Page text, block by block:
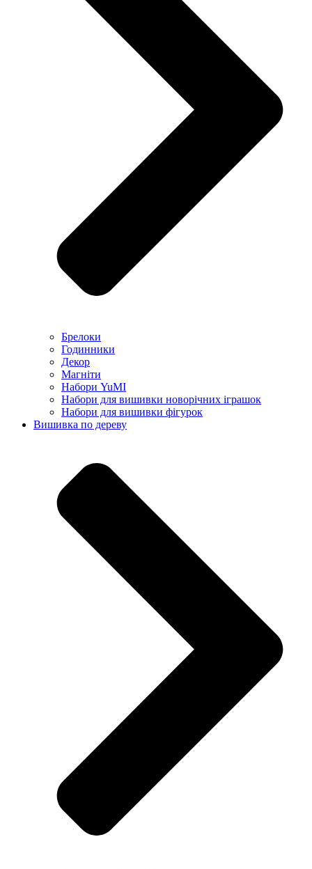
Брелоки
Годинники
Декор
Магніти
Набори YuMI
Набори для вишивки новорічних іграшок
Набори для вишивки фігурок
Вишивка по дереву